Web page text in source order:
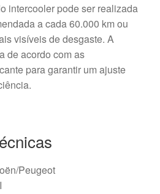
intercooler pode ser realizada
a cada 60.000 km ou
visíveis de desgaste. A
de acordo com as
para garantir um ajuste
Peugeot